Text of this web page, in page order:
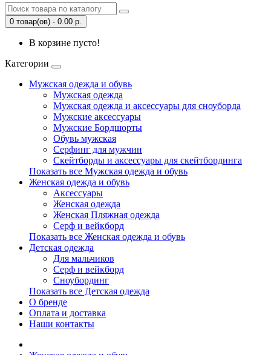
0 товар(ов) - 0.00 р.
В корзине пусто!
Категории
Мужская одежда и обувь
Мужская одежда
Мужская одежда и аксессуары для сноуборда
Мужские аксессуары
Мужские Бордшорты
Обувь мужская
Серфинг для мужчин
Скейтборды и аксессуары для скейтбординга
Показать все Мужская одежда и обувь
Женская одежда и обувь
Аксессуары
Женская одежда
Женская Пляжная одежда
Серф и вейкборд
Показать все Женская одежда и обувь
Детская одежда
Для мальчиков
Серф и вейкборд
Сноубординг
Показать все Детская одежда
О бренде
Оплата и доставка
Наши контакты